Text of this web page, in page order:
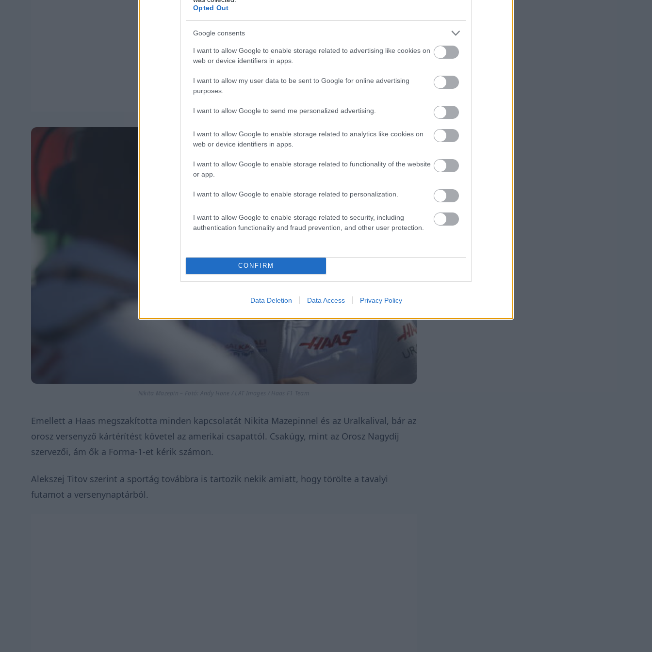
Opted Out
Google consents
I want to allow Google to enable storage related to advertising like cookies on
web or device identifiers in apps.
I want to allow my user data to be sent to Google for online advertising
purposes.
I want to allow Google to send me personalized advertising.
I want to allow Google to enable storage related to analytics like cookies on
web or device identifiers in apps.
I want to allow Google to enable storage related to functionality of the website
or app.
I want to allow Google to enable storage related to personalization.
I want to allow Google to enable storage related to security, including
authentication functionality and fraud prevention, and other user protection.
CONFIRM
Data Deletion Data Access Privacy Policy
Nikita Mazepin – Fotó: Andy Hone / LAT Images / Haas F1 Team
Emellett a Haas megszakította minden kapcsolatát Nikita Mazepinnel és az Uralkalival, bár az
orosz versenyző kártérítést követel az amerikai csapattól. Csakúgy, mint az Orosz Nagydíj
szervezői, ám ők a Forma-1-et kérik számon.
Alekszej Titov szerint a sportág továbbra is tartozik nekik amiatt, hogy törölte a tavalyi
futamot a versenynaptárból.